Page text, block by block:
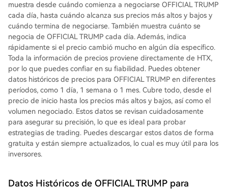
muestra desde cuándo comienza a negociarse OFFICIAL TRUMP
cada día, hasta cuándo alcanza sus precios más altos y bajos y
cuándo termina de negociarse. También muestra cuánto se
negocia de OFFICIAL TRUMP cada día. Además, indica
rápidamente si el precio cambió mucho en algún día específico.
Toda la información de precios proviene directamente de HTX,
por lo que puedes confiar en su fiabilidad. Puedes obtener
datos históricos de precios para OFFICIAL TRUMP en diferentes
períodos, como 1 día, 1 semana o 1 mes. Cubre todo, desde el
precio de inicio hasta los precios más altos y bajos, así como el
volumen negociado. Estos datos se revisan cuidadosamente
para asegurar su precisión, lo que es ideal para probar
estrategias de trading. Puedes descargar estos datos de forma
gratuita y están siempre actualizados, lo cual es muy útil para los
inversores.
Datos Históricos de OFFICIAL TRUMP para